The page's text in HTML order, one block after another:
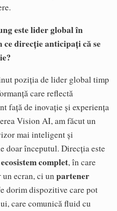
este lider global în
direcție anticipați că se
poziția de lider global timp
care reflectă
față de inovație și experiența
Vision AI, am făcut un
mai inteligent și
doar începutul. Direcția este
ecosistem complet, în care
ecran, ci unpartener
dorim dispozitive care pot
care comunică fluid cu